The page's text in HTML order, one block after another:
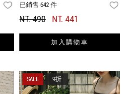
FAVORITES
已銷售 642 件
NT. 490 NT. 441
加入購物車
9折